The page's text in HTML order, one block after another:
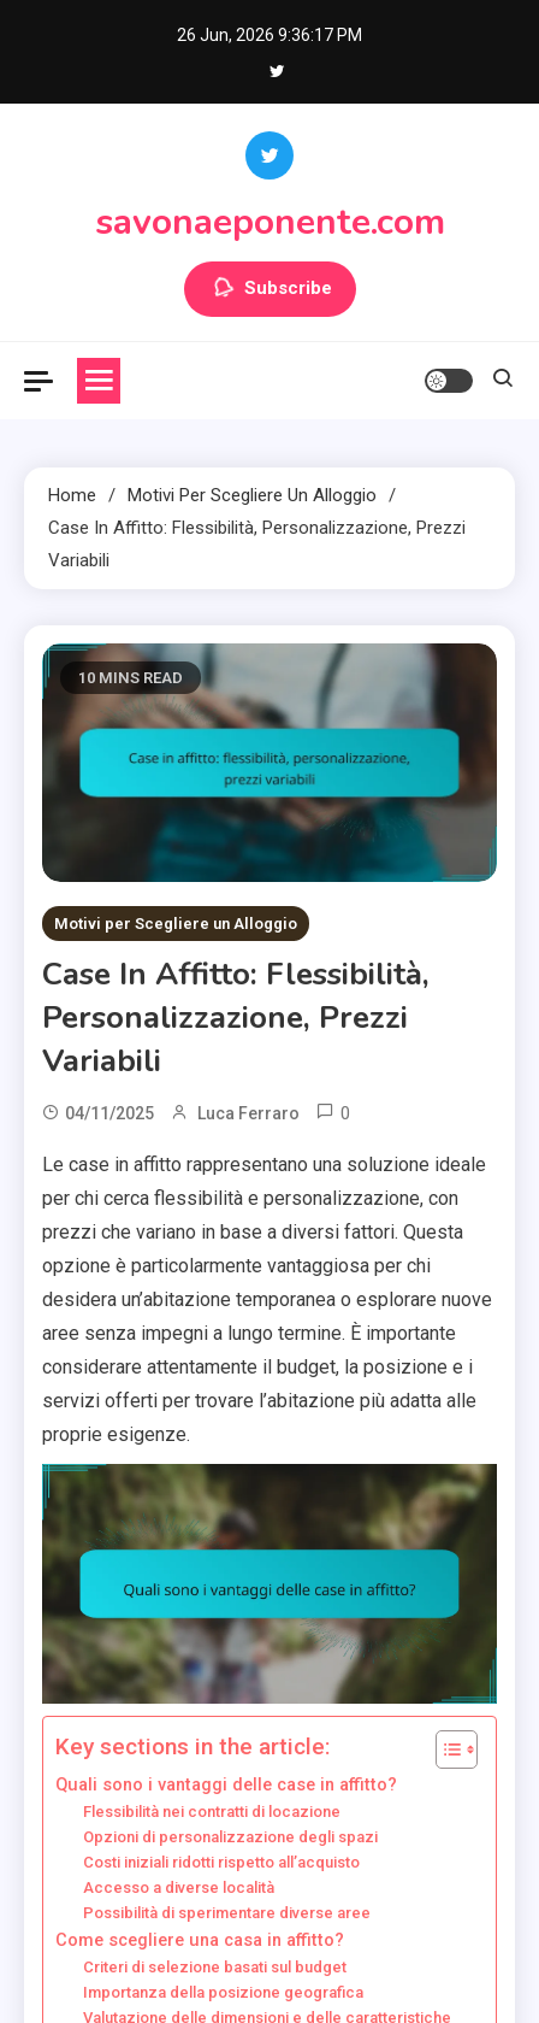
26 Jun, 2026 9:36:19 PM
savonaeponente.com
Subscribe
Home
Motivi Per Scegliere Un Alloggio
Case In Affitto: Flessibilità, Personalizzazione, Prezzi
Variabili
10 MINS READ
Motivi per Scegliere un Alloggio
Case In Affitto: Flessibilità,
Personalizzazione, Prezzi
Variabili
04/11/2025 Luca Ferraro 0
Le case in affitto rappresentano una soluzione ideale
per chi cerca flessibilità e personalizzazione, con
prezzi che variano in base a diversi fattori. Questa
opzione è particolarmente vantaggiosa per chi
desidera un’abitazione temporanea o esplorare nuove
aree senza impegni a lungo termine. È importante
considerare attentamente il budget, la posizione e i
servizi offerti per trovare l’abitazione più adatta alle
proprie esigenze.
Key sections in the article:
Quali sono i vantaggi delle case in affitto?
Flessibilità nei contratti di locazione
Opzioni di personalizzazione degli spazi
Costi iniziali ridotti rispetto all’acquisto
Accesso a diverse località
Possibilità di sperimentare diverse aree
Come scegliere una casa in affitto?
Criteri di selezione basati sul budget
Importanza della posizione geografica
Valutazione delle dimensioni e delle caratteristiche